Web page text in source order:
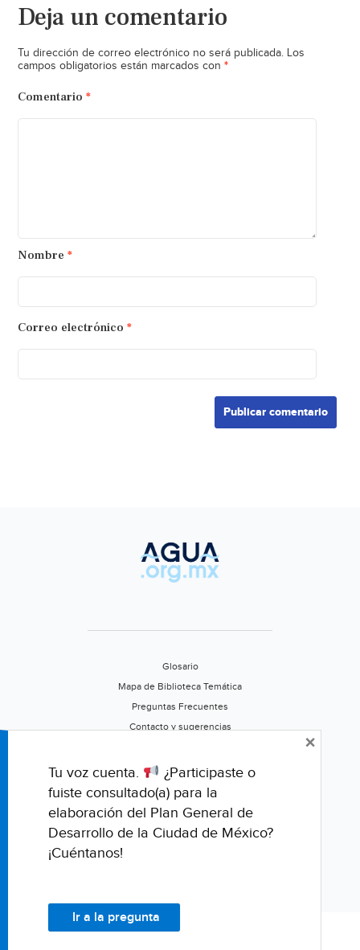
Deja un comentario
Tu dirección de correo electrónico no será publicada. Los
campos obligatorios están marcados con *
Comentario *
Nombre *
Correo electrónico *
Glosario
Mapa de Biblioteca Temática
Preguntas Frecuentes
Contacto y sugerencias
Califica este portal
Tu voz cuenta.
¿Participaste o
fuiste consultado(a) para la
elaboración del Plan General de
Desarrollo de la Ciudad de México?
¡Cuéntanos!
Ir a la pregunta
×